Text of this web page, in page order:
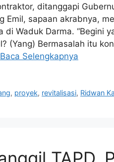
ditanggapi
Emil, sapaan akrabnya,
di Waduk Darma. “Begini
(Yang) Bermasalah itu
Baca Selengkapnya
, proyek, revitalisasi, Ridwan